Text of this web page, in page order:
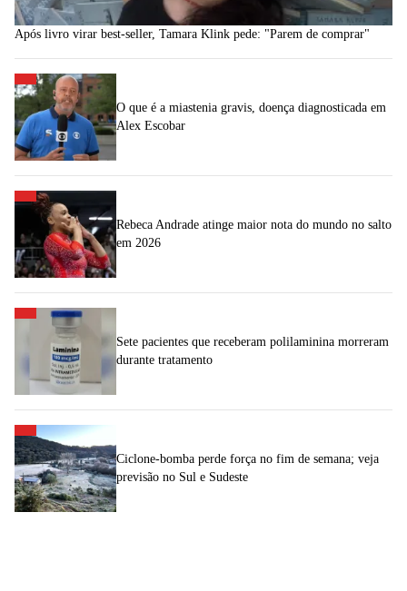
Após livro virar best-seller, Tamara Klink pede: "Parem de comprar"
O que é a miastenia gravis, doença diagnosticada em
Alex Escobar
Rebeca Andrade atinge maior nota do mundo no salto
em 2026
Sete pacientes que receberam polilaminina morreram
durante tratamento
Ciclone-bomba perde força no fim de semana; veja
previsão no Sul e Sudeste